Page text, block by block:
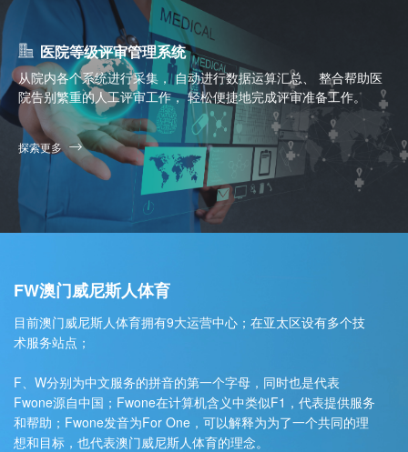
医院等级评审管理系统
从院内各个系统进行采集， 自动进行数据运算汇总、 整合帮助医
院告别繁重的人工评审工作， 轻松便捷地完成评审准备工作。
探索更多
FW澳门威尼斯人体育
目前澳门威尼斯人体育拥有9大运营中心；在亚太区设有多个技
术服务站点；
F、W分别为中文服务的拼音的第一个字母，同时也是代表
Fwone源自中国；Fwone在计算机含义中类似F1，代表提供服务
和帮助；Fwone发音为For One，可以解释为为了一个共同的理
想和目标，也代表澳门威尼斯人体育的理念。